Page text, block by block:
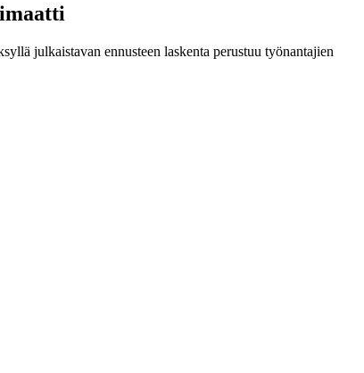
julkaistavan ennusteen laskenta perustuu työnantajien